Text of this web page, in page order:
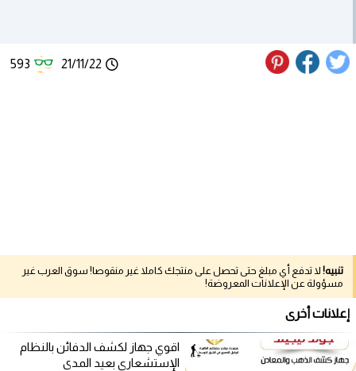
21/11/22
593
تنبيه! لا تدفع أي مبلغ حتى تحصل على منتجك كاملا غير منقوصا! سوق العرب غير
مسؤولة عن الإعلانات المعروضة!
إعلانات أخرى
اقوي جهاز لكشف الدفائن بالنظام
الإستشعاري بعيد المدى